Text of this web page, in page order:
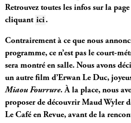
Retrouvez toutes les infos sur la page
cliquant ici.
Contrairement à ce que nous
programme, ce n’est pas le court-
sera montré en salle. Nous avons
un autre film d’Erwan Le Duc,
Miaou Fourrure.À la place, nous
proposer de découvrir Maud Wyler
Le Café en Revue, avant de la